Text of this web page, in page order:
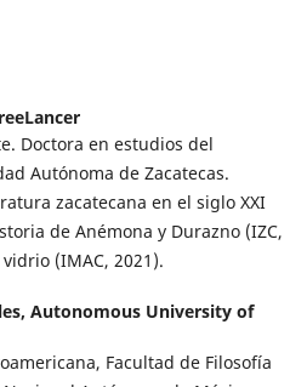
Doctora en estudios del
Autónoma de Zacatecas.
zacatecana en el siglo XXI
de Anémona y Durazno (IZC,
(IMAC, 2021).
Autonomous University of
Facultad de Filosofía